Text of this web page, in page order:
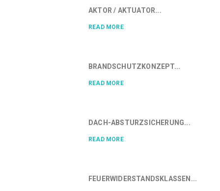
AKTOR / AKTUATOR...
READ MORE
BRANDSCHUTZKONZEPT...
READ MORE
DACH-ABSTURZSICHERUNG...
READ MORE
FEUERWIDERSTANDSKLASSEN...